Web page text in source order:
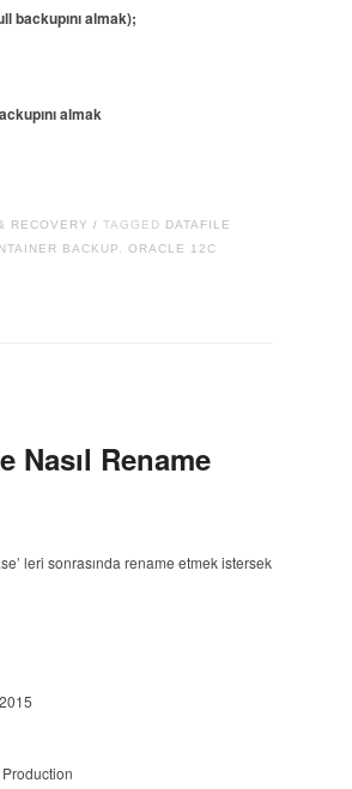
backupını almak);
almak
RECOVERY / TAGGED DATAFILE
BACKUP
ORACLE 12C
Nasıl Rename
leri sonrasında rename etmek istersek